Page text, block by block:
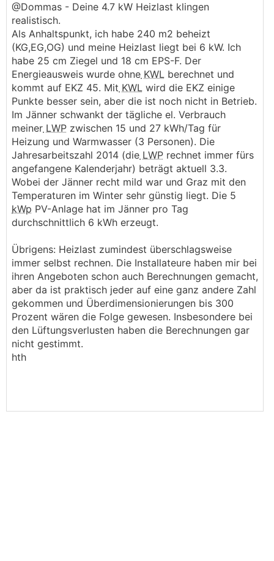
@Dommas - Deine 4.7 kW Heizlast klingen
realistisch.
Als Anhaltspunkt, ich habe 240 m2 beheizt
(KG,EG,OG) und meine Heizlast liegt bei 6 kW. Ich
habe 25 cm Ziegel und 18 cm EPS-F. Der
Energieausweis wurde ohne KWL berechnet und
kommt auf EKZ 45. Mit KWL wird die EKZ einige
Punkte besser sein, aber die ist noch nicht in Betrieb.
Im Jänner schwankt der tägliche el. Verbrauch
meiner LWP zwischen 15 und 27 kWh/Tag für
Heizung und Warmwasser (3 Personen). Die
Jahresarbeitszahl 2014 (die LWP rechnet immer fürs
angefangene Kalenderjahr) beträgt aktuell 3.3.
Wobei der Jänner recht mild war und Graz mit den
Temperaturen im Winter sehr günstig liegt. Die 5
kWp PV-Anlage hat im Jänner pro Tag
durchschnittlich 6 kWh erzeugt.
Übrigens: Heizlast zumindest überschlagsweise
immer selbst rechnen. Die Installateure haben mir bei
ihren Angeboten schon auch Berechnungen gemacht,
aber da ist praktisch jeder auf eine ganz andere Zahl
gekommen und Überdimensionierungen bis 300
Prozent wären die Folge gewesen. Insbesondere bei
den Lüftungsverlusten haben die Berechnungen gar
nicht gestimmt.
hth